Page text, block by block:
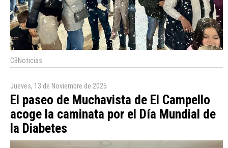
CBNoticias
Jueves, 13 de Noviembre de 2025
El paseo de Muchavista de El Campello
acoge la caminata por el Día Mundial de
la Diabetes